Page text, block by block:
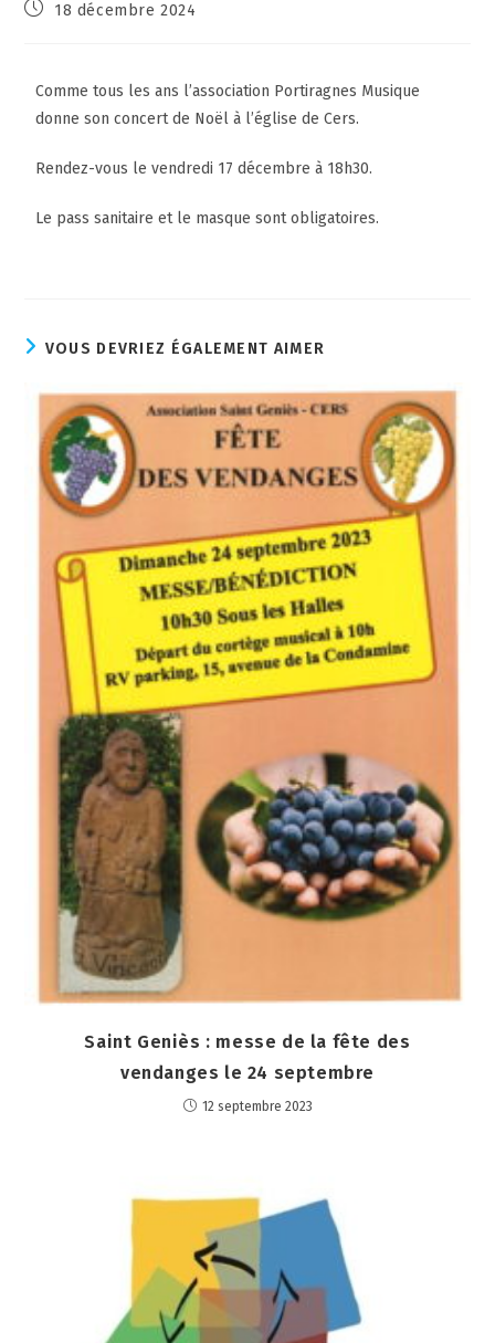
18 décembre 2024
Comme tous les ans l’association Portiragnes Musique
donne son concert de Noël à l’église de Cers.
Rendez-vous le vendredi 17 décembre à 18h30.
Le pass sanitaire et le masque sont obligatoires.
VOUS DEVRIEZ ÉGALEMENT AIMER
Saint Geniès : messe de la fête des
vendanges le 24 septembre
12 septembre 2023